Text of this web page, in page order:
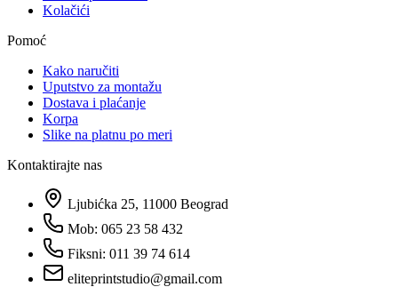
Kolačići
Pomoć
Kako naručiti
Uputstvo za montažu
Dostava i plaćanje
Korpa
Slike na platnu po meri
Kontaktirajte nas
Ljubićka 25, 11000 Beograd
Mob: 065 23 58 432
Fiksni: 011 39 74 614
eliteprintstudio@gmail.com